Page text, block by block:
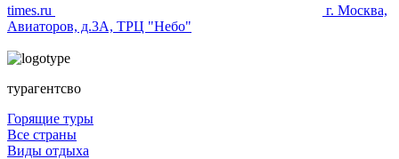
times.ru
г. Москва,
Авиаторов, д.3А, ТРЦ "Небо"
турагентсво
Горящие туры
Все страны
Виды отдыха